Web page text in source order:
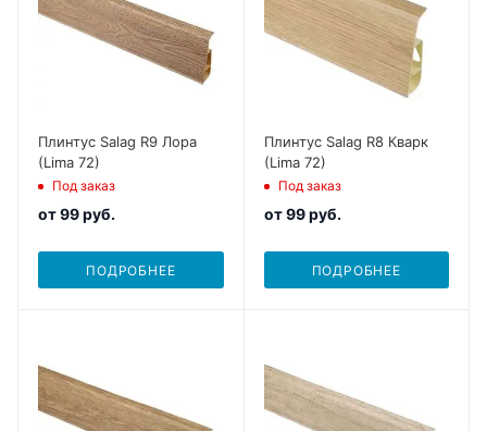
Плинтус Salag R9 Лора
(Lima 72)
Под заказ
от99 руб.
ПОДРОБНЕЕ
Плинтус Salag R8 Кварк
(Lima 72)
Под заказ
от99 руб.
ПОДРОБНЕЕ